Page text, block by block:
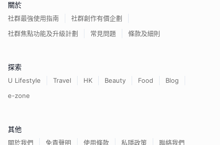
關於
社群最強使用指南
社群創作有價企劃
社群焦點功能及升級計劃
常見問題 條款及細則
探索
U Lifestyle Travel HK Beauty Food
Blog
e-zone
其他
關於我們 免責聲明 使用條款 私隱政策 聯絡我們